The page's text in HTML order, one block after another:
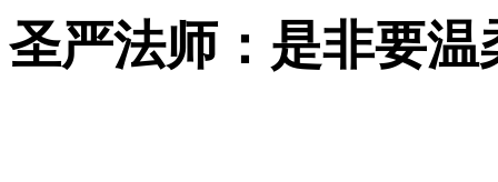
圣严法师：是非要温